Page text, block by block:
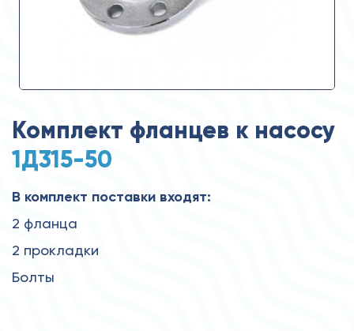
Комплект фланцев к насосу
1Д315-50
В комплект поставки входят:
2 фланца
2 прокладки
Болты